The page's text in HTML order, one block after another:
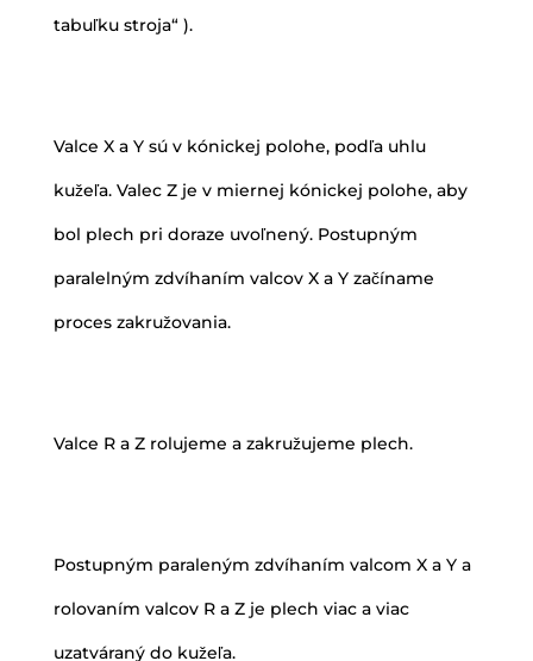
tabuľku stroja“ ).
Valce X a Y sú v kónickej polohe, podľa uhlu
kužeľa. Valec Z je v miernej kónickej polohe, aby
bol plech pri doraze uvoľnený. Postupným
paralelným zdvíhaním valcov X a Y začíname
proces zakružovania.
Valce R a Z rolujeme a zakružujeme plech.
Postupným paraleným zdvíhaním valcom X a Y a
rolovaním valcov R a Z je plech viac a viac
uzatváraný do kužeľa.